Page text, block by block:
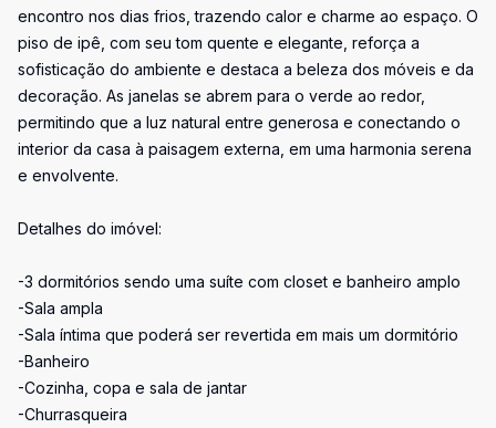
encontro nos dias frios, trazendo calor e charme ao espaço. O
piso de ipê, com seu tom quente e elegante, reforça a
sofisticação do ambiente e destaca a beleza dos móveis e da
decoração. As janelas se abrem para o verde ao redor,
permitindo que a luz natural entre generosa e conectando o
interior da casa à paisagem externa, em uma harmonia serena
e envolvente.
Detalhes do imóvel:
-3 dormitórios sendo uma suíte com closet e banheiro amplo
-Sala ampla
-Sala íntima que poderá ser revertida em mais um dormitório
-Banheiro
-Cozinha, copa e sala de jantar
-Churrasqueira